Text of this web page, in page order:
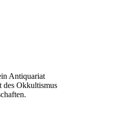
Antiquariat
des Okkultismus